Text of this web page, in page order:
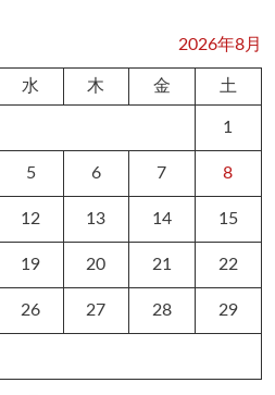
2026年8月
水 木 金 土
1
5 6 7 8
12 13 14 15
19 20 21 22
26 27 28 29